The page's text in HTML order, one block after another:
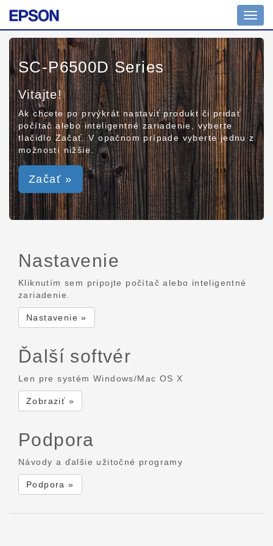
SC-P6500D Series
Vitajte!
Ak chcete po prvýkrát nastaviť produkt či pridať
počítač alebo inteligentné zariadenie, vyberte
tlačidlo Začať. V opačnom prípade vyberte jednu z
možností nižšie.
Začať »
Nastavenie
Kliknutím sem pripojte počítač alebo inteligentné
zariadenie.
Nastavenie »
Ďalší softvér
Len pre systém Windows/Mac OS X
Zobraziť »
Podpora
Návody a ďalšie užitočné programy
Podpora »